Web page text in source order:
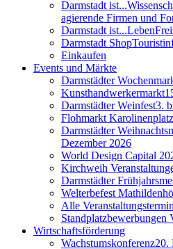
Darmstadt
agierende Firmen und
Darmstadt ist...Leben
Darmstadt Shop
Einkaufen
Events und Märkte
Darmstädter
Kunsthandwerkermarkt
Darmstädter Weinfest3.
Flohmarkt Karolinenplatz
Darmstädter
Dezember 2026
World Design Capital
Kirchweih
Darmstädter
Welterbefest
Alle
Standplatzbewerbungen
Wirtschaftsförderung
Wachstumskonferenz20.